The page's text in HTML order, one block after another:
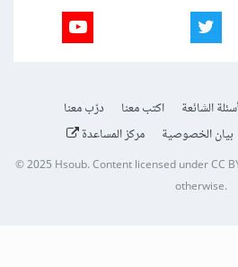
الشائعة اكتب معنا
درّب معنا
بيان الخصوصية مركز المساعدة
© 2025 Hsoub.Content licensed underCC
otherwise.